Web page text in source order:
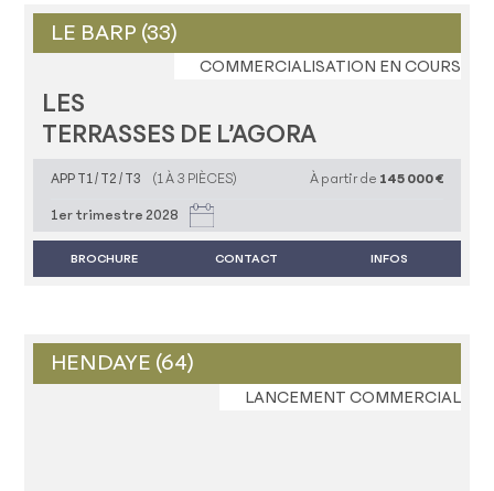
LE BARP (33)
COMMERCIALISATION EN COURS
LES
TERRASSES DE L’AGORA
APP T1 / T2 / T3 (1 À 3 PIÈCES) À partir de 145 000 €
1er trimestre 2028
BROCHURE CONTACT INFOS
HENDAYE (64)
LANCEMENT COMMERCIAL